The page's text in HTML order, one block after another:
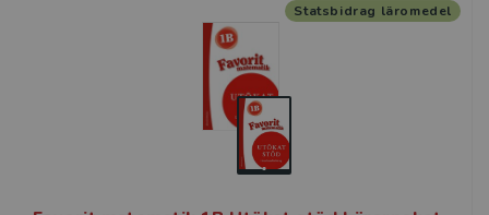
Statsbidrag läromedel